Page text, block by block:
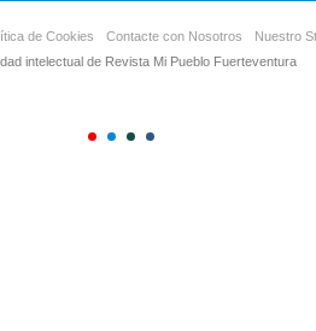
de Cookies Contacte con Nosotros
Nuestro
intelectual de Revista Mi Pueblo Fuerteventura